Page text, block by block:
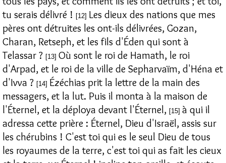
tu serais délivré ! [12] Les dieux des nations que mes
pères ont détruites les ont-ils délivrées, Gozan,
Charan, Retseph, et les fils d'Éden qui sont à
Telassar ? [13] Où sont le roi de Hamath, le roi
d'Arpad, et le roi de la ville de Sepharvaïm, d'Héna et
d'Ivva ? [14] Ézéchias prit la lettre de la main des
messagers, et la lut. Puis il monta à la maison de
l'Éternel, et la déploya devant l'Éternel, [15] à qui il
adressa cette prière : Éternel, Dieu d'Israël, assis sur
les chérubins ! C'est toi qui es le seul Dieu de tous
les royaumes de la terre, c'est toi qui as fait les cieux